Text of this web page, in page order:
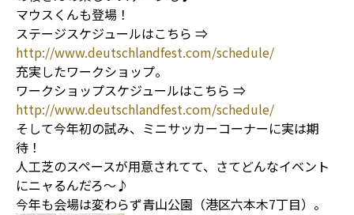
マウスくんも登場！
ステージスケジュールはこちら ⇒
http://www.deutschlandfest.com/schedule/
充実したワークショップ。
ワークショップスケジュールはこちら ⇒
http://www.deutschlandfest.com/schedule/
そして今年初の試み、ミニサッカーコーナーに実は期
待！
人工芝のスペースが用意されてて、さてどんなイベント
にニャるんだろ〜♪
今年も会場は変わらず青山公園（港区六本木7丁目）。